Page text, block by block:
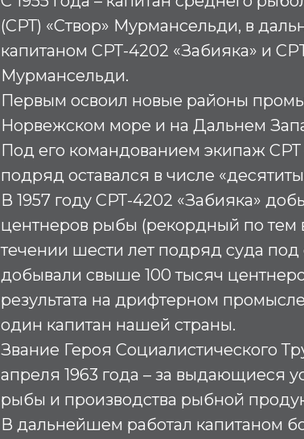
(СРТ) «Створ» Мурмансельди, в
капитаном CРТ-4202 «Забияка» и
Мурмансельди.
Первым освоил новые районы
Норвежском море и на Дальнем
Под его командованием экипаж СРТ
подряд оставался в числе
В 1957 году СРТ-4202 «Забияка»
центнеров рыбы (рекордный по тем
течении шести лет подряд суда под
добывали свыше 100 тысяч
результата на дрифтерном
один капитан нашей страны.
Звание Героя Социалистического
апреля 1963 года – за выдающиеся
рыбы и производства рыбной
В дальнейшем работал капитаном